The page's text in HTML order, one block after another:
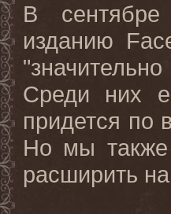
В
изданию
Среди них
придется по
Но мы также
расширить